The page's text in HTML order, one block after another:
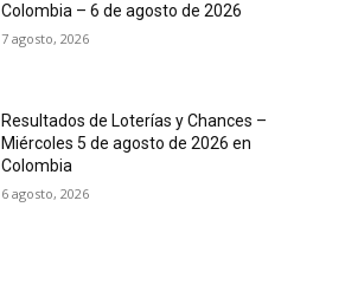
Colombia – 6 de agosto de 2026
7 agosto, 2026
Resultados de Loterías y Chances –
Miércoles 5 de agosto de 2026 en
Colombia
6 agosto, 2026